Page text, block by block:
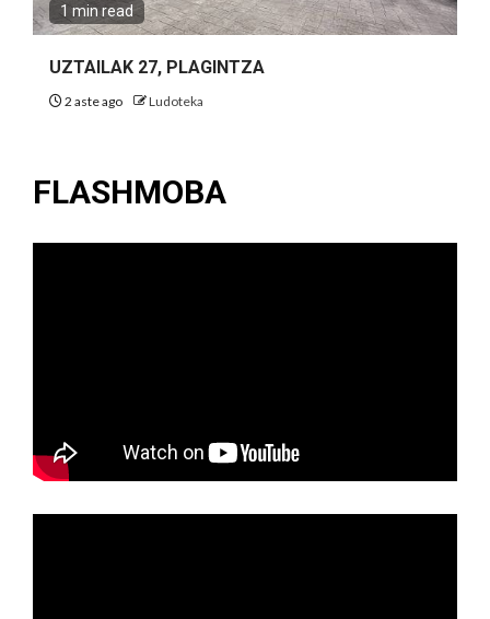
1 min read
UZTAILAK 27, PLAGINTZA
2 aste ago Ludoteka
FLASHMOBA